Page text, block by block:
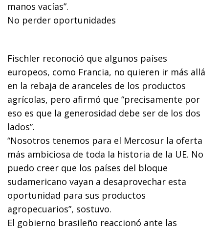
manos vacías”.
No perder oportunidades
Fischler reconoció que algunos países
europeos, como Francia, no quieren ir más allá
en la rebaja de aranceles de los productos
agrícolas, pero afirmó que “precisamente por
eso es que la generosidad debe ser de los dos
lados”.
“Nosotros tenemos para el Mercosur la oferta
más ambiciosa de toda la historia de la UE. No
puedo creer que los países del bloque
sudamericano vayan a desaprovechar esta
oportunidad para sus productos
agropecuarios”, sostuvo.
El gobierno brasileño reaccionó ante las